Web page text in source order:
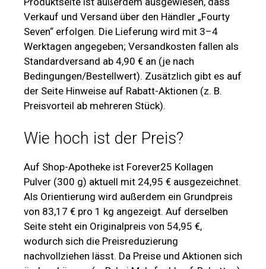
Verkauf und Versand über den Händler „Fourty
Seven“ erfolgen. Die Lieferung wird mit 3–4
Werktagen angegeben; Versandkosten fallen als
Standardversand ab 4,90 € an (je nach
Bedingungen/Bestellwert). Zusätzlich gibt es auf
der Seite Hinweise auf Rabatt-Aktionen (z. B.
Preisvorteil ab mehreren Stück).
Wie hoch ist der Preis?
Auf Shop-Apotheke ist Forever25 Kollagen
Pulver (300 g) aktuell mit 24,95 € ausgezeichnet.
Als Orientierung wird außerdem ein Grundpreis
von 83,17 € pro 1 kg angezeigt. Auf derselben
Seite steht ein Originalpreis von 54,95 €,
wodurch sich die Preisreduzierung
nachvollziehen lässt. Da Preise und Aktionen sich